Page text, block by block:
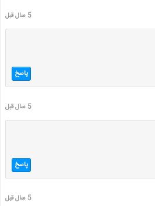
5 سال قبل
پاسخ
5 سال قبل
پاسخ
5 سال قبل